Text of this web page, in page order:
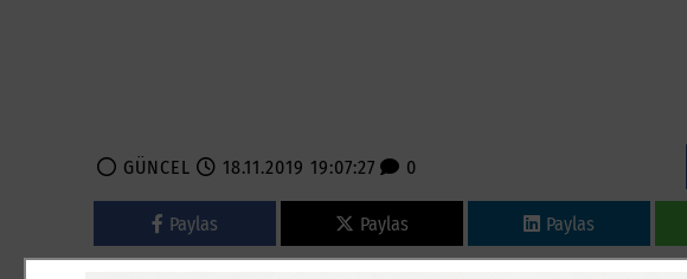
GÜNCEL 18.11.2019 19:07:27 0
Paylas Paylas Paylas